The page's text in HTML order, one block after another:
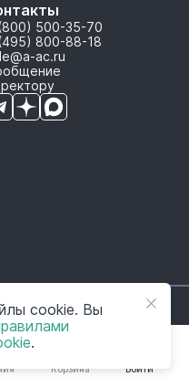
Войти
Корзина
500-35-70
800-88-18
ac.ru
и контроля
cookie. Вы
.